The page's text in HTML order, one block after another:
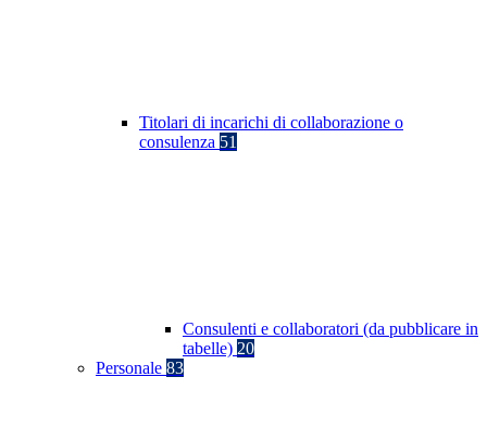
Titolari di incarichi di collaborazione o
consulenza 51
Consulenti e collaboratori (da pubblicare in
tabelle) 20
Personale 83